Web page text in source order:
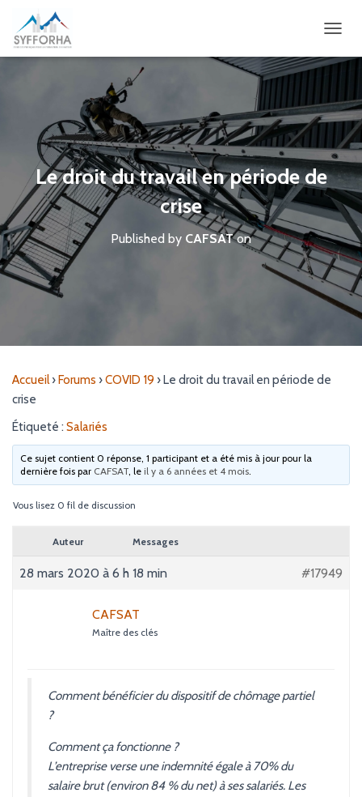
Le droit du travail en période de
crise
Published by CAFSATon
Accueil ›Forums ›COVID 19 ›Le droit du travail en période de
crise
Étiqueté : Salariés
Ce sujet contient 0 réponse, 1 participant et a été mis à jour pour la
dernière fois par CAFSAT, leil y a 6 années et 4 mois.
Vous lisez 0 fil de discussion
Auteur Messages
28 mars 2020 à 6 h 18 min #17949
CAFSAT
Maître des clés
Comment bénéficier du dispositif de chômage partiel
?
Comment ça fonctionne ?
L’entreprise verse une indemnité égale à 70% du
salaire brut (environ 84 % du net) à ses salariés. Les